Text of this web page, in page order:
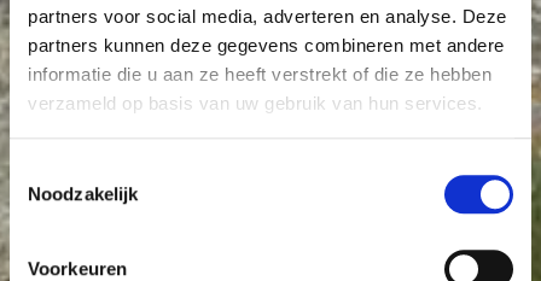
partners voor social media, adverteren en analyse. Deze
partners kunnen deze gegevens combineren met andere
informatie die u aan ze heeft verstrekt of die ze hebben
verzameld op basis van uw gebruik van hun services.
Toestemmingsselectie
Noodzakelijk
Voorkeuren